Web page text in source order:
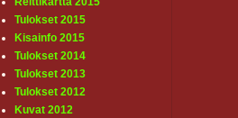
Tulokset 2015
Kisainfo 2015
Tulokset 2014
Tulokset 2013
Tulokset 2012
Kuvat 2012